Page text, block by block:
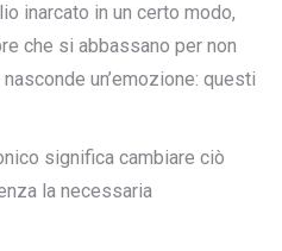
inarcato in un certo modo,
che si abbassano per non
un’emozione: questi
significa cambiare ciò
la necessaria